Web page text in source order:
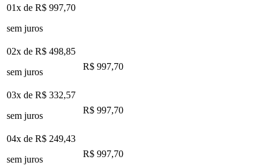
01x de R$ 997,70
sem juros
02x de R$ 498,85
sem juros
R$ 997,70
03x de R$ 332,57
sem juros
R$ 997,70
04x de R$ 249,43
sem juros
R$ 997,70